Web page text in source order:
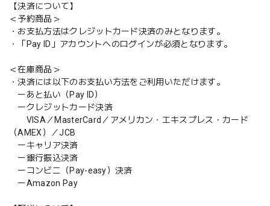
【決済について】
＜予約商品＞
・お支払方法はクレジットカード決済のみとなります。
・「Pay ID」アカウントへのログインが必須となります。
＜在庫商品＞
・決済には以下のお支払い方法をご利用いただけます。
ーあと払い（Pay ID）
ークレジットカード決済
VISA／MasterCard／アメリカン・エキスプレス・カード
（AMEX）／JCB
ーキャリア決済
ー銀行振込決済
ーコンビニ（Pay-easy）決済
ーAmazon Pay